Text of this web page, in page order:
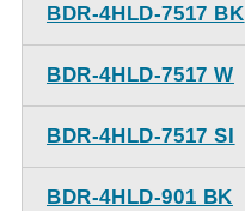
BDR-4HLD-7517 BK
BDR-4HLD-7517 W
BDR-4HLD-7517 SI
BDR-4HLD-901 BK